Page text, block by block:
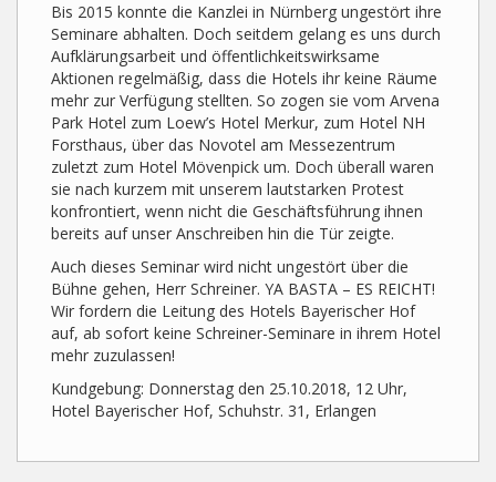
Bis 2015 konnte die Kanzlei in Nürnberg ungestört ihre
Seminare abhalten. Doch seitdem gelang es uns durch
Aufklärungsarbeit und öffentlichkeitswirksame
Aktionen regelmäßig, dass die Hotels ihr keine Räume
mehr zur Verfügung stellten. So zogen sie vom Arvena
Park Hotel zum Loew’s Hotel Merkur, zum Hotel NH
Forsthaus, über das Novotel am Messezentrum
zuletzt zum Hotel Mövenpick um. Doch überall waren
sie nach kurzem mit unserem lautstarken Protest
konfrontiert, wenn nicht die Geschäftsführung ihnen
bereits auf unser Anschreiben hin die Tür zeigte.
Auch dieses Seminar wird nicht ungestört über die
Bühne gehen, Herr Schreiner. YA BASTA – ES REICHT!
Wir fordern die Leitung des Hotels Bayerischer Hof
auf, ab sofort keine Schreiner-Seminare in ihrem Hotel
mehr zuzulassen!
Kundgebung: Donnerstag den 25.10.2018, 12 Uhr,
Hotel Bayerischer Hof, Schuhstr. 31, Erlangen